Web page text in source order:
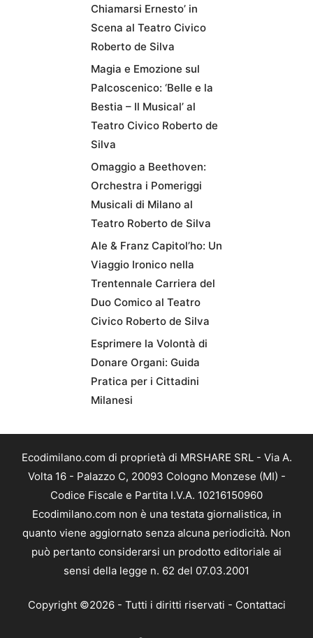
Chiamarsi Ernesto’ in
Scena al Teatro Civico
Roberto de Silva
Magia e Emozione sul
Palcoscenico: ‘Belle e la
Bestia – Il Musical’ al
Teatro Civico Roberto de
Silva
Omaggio a Beethoven:
Orchestra i Pomeriggi
Musicali di Milano al
Teatro Roberto de Silva
Ale & Franz Capitol’ho: Un
Viaggio Ironico nella
Trentennale Carriera del
Duo Comico al Teatro
Civico Roberto de Silva
Esprimere la Volontà di
Donare Organi: Guida
Pratica per i Cittadini
Milanesi
Ecodimilano.com di proprietà di MRSHARE SRL - Via A.
Volta 16 - Palazzo C, 20093 Cologno Monzese (MI) -
Codice Fiscale e Partita I.V.A. 10216150960
Ecodimilano.com non è una testata giornalistica, in
quanto viene aggiornato senza alcuna periodicità. Non
può pertanto considerarsi un prodotto editoriale ai
sensi della legge n. 62 del 07.03.2001
Copyright ©2026 - Tutti i diritti riservati - Contattaci